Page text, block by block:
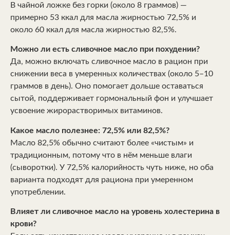
В чайной ложке без горки (около 8 граммов) —
примерно 53 ккал для масла жирностью 72,5% и
около 60 ккал для масла жирностью 82,5%.
Можно ли есть сливочное масло при похудении?
Да, можно включать сливочное масло в рацион при
снижении веса в умеренных количествах (около 5–10
граммов в день). Оно помогает дольше оставаться
сытой, поддерживает гормональный фон и улучшает
усвоение жирорастворимых витаминов.
Какое масло полезнее: 72,5% или 82,5%?
Масло 82,5% обычно считают более «чистым» и
традиционным, потому что в нём меньше влаги
(сыворотки). У 72,5% калорийность чуть ниже, но оба
варианта подходят для рациона при умеренном
употреблении.
Влияет ли сливочное масло на уровень холестерина в
крови?